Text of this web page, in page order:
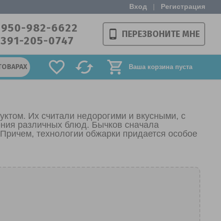
Вход | Регистрация
982-6622
205-0747
ПЕРЕЗВОНИТЕ МНЕ
Ваша корзина пуста
Их считали недорогими и вкусными, с
различных блюд. Бычков сначала
технологии обжарки придается особое